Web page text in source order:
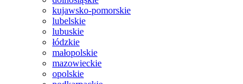
kujawsko-pomorskie
lubelskie
lubuskie
łódzkie
małopolskie
mazowieckie
opolskie